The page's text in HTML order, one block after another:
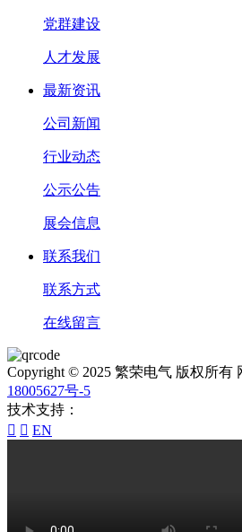
党群建设
人才发展
最新资讯
公司新闻
行业动态
公示公告
展会信息
联系我们
联系方式
在线留言
Copyright © 2025 繁荣电气 版权所有
18005627号-5
技术支持：
  EN